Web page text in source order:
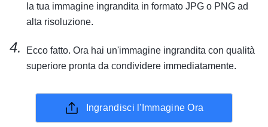
la tua immagine ingrandita in formato JPG o PNG ad
alta risoluzione.
Ecco fatto. Ora hai un'immagine ingrandita con qualità
superiore pronta da condividere immediatamente.
Ingrandisci l'Immagine Ora